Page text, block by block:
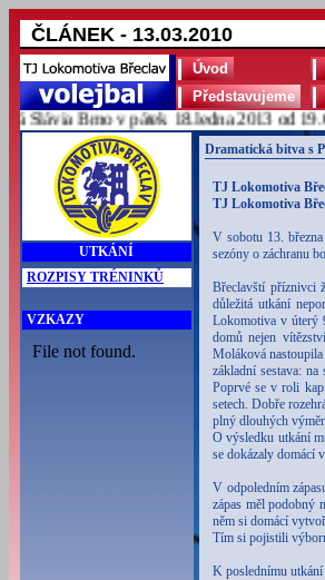
ČLÁNEK - 13.03.2010
Úvod
Představujeme
Brno v pátek 18.ledna 2013 od 19.00
UTKÁNÍ
ROZPISY TRÉNINKŮ
VZKAZY
Dramatická bitva s
TJ Lokomotiva
TJ Lokomotiva
V sobotu 13.
sezóny o záchranu
Břeclavští příznivci
důležitá utkání
Lokomotiva v úterý
domů nejen
Moláková
základní sestava:
Poprvé se v roli
setech. Dobře
plný dlouhých
O výsledku utkání
se dokázaly domácí
V odpoledním
zápas měl podobný
něm si domácí
Tím si pojistili
K poslednímu